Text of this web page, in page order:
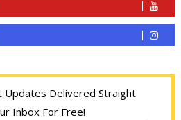
Updates Delivered Straight
Inbox For Free!